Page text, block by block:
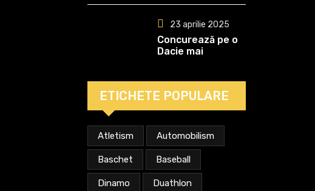
optulea titlu de
campioană
23 aprilie 2025
Concurează pe o
Dacie mai
ETICHETE POPULARE
Atletism Automobilism
Baschet Baseball
Dinamo Duathlon